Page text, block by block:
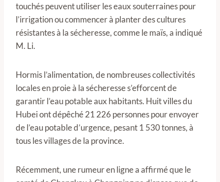
touchés peuvent utiliser les eaux souterraines pour
l’irrigation ou commencer à planter des cultures
résistantes à la sécheresse, comme le maïs, a indiqué
M. Li.
Hormis l’alimentation, de nombreuses collectivités
locales en proie à la sécheresse s’efforcent de
garantir l’eau potable aux habitants. Huit villes du
Hubei ont dépêché 21 226 personnes pour envoyer
de l’eau potable d’urgence, pesant 1 530 tonnes, à
tous les villages de la province.
Récemment, une rumeur en ligne a affirmé que le